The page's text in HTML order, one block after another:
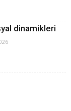
dinamikleri